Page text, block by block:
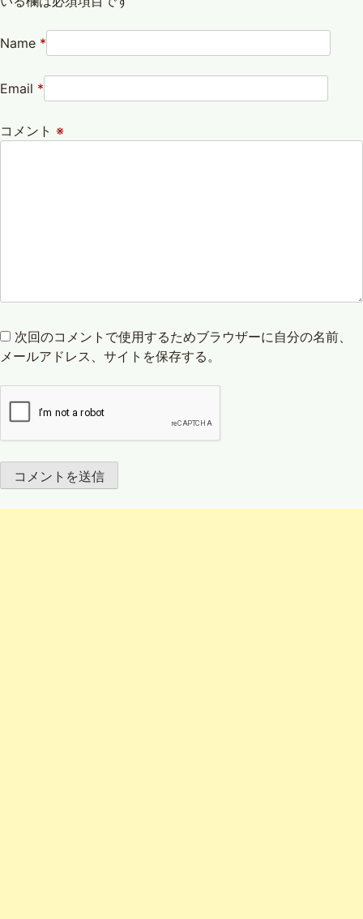
Name *
Email *
コメント ※
次回のコメントで使用するためブラウザーに自分の名前、
メールアドレス、サイトを保存する。